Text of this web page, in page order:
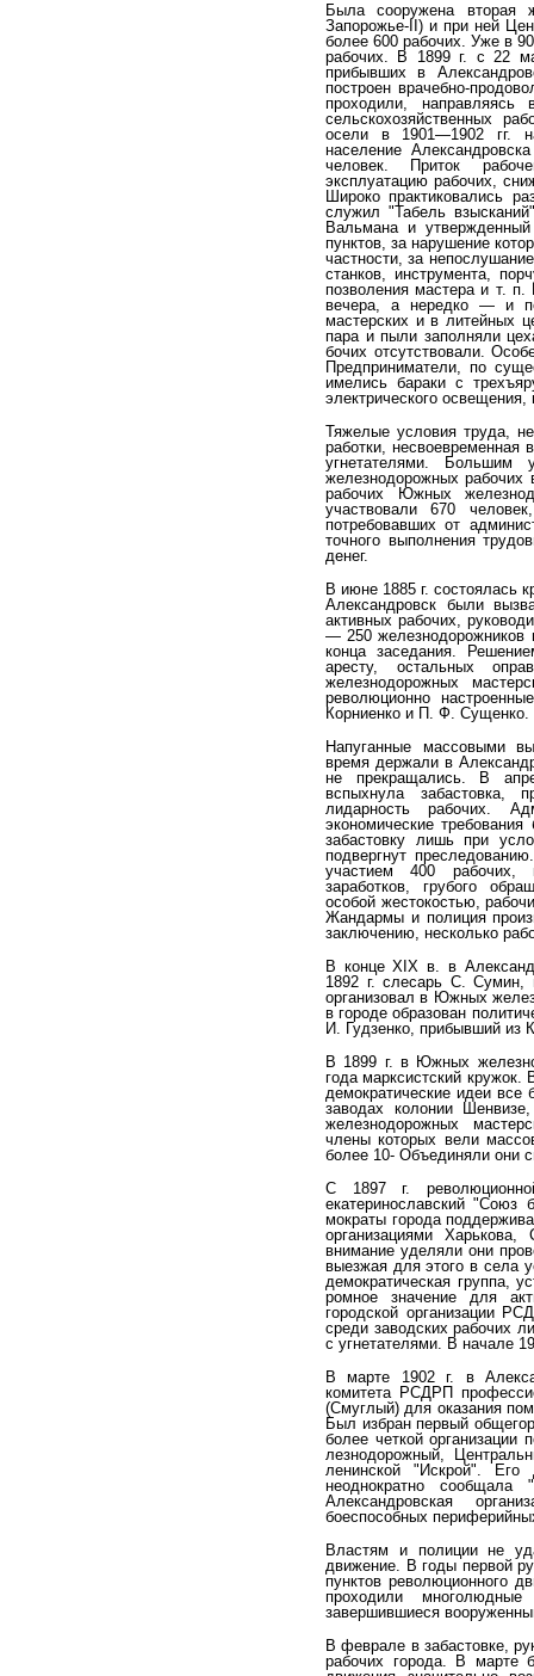
Была сооружена вторая
Запорожье-II) и при ней
более 600 рабочих. Уже в
рабочих. В 1899 г. с 22
прибывших в
построен врачебно-
проходили,
сельскохозяй­ственных
осели в 1901—1902 гг.
население
человек. Приток
эксплуатацию рабо­чих,
Широко практиковались
слу­жил "Табель
Вальмана и
пунктов, за нарушение
частности, за
станков, инструмента,
позво­ления мастера и т.
вечера, а нередко — и
мастерс­ких и в литейных
пара и пыли заполняли
бочих отсутствовали.
Предприниматели, по
имелись бараки с
электрического
Тяжелые условия труда,
работки, несвоевре­менная
угнетателями. Большим
железнодорожных рабочих
рабочих Южных
участвовали 670
потребовавших от
точного выполнения
денег.
В июне 1885 г. состоялась
Александровск были
активных рабочих,
— 250 желез­нодорожников
конца заседания.
аресту, остальных
железнодорожных
революционно
Корниенко и П. Ф. Сущенко.
Напуганные массовыми
время держали в
не прекращались. В
вспыхнула забастовка,
лидарность рабочих.
экономические
забастовку лишь при
подвергнут
участием 400 рабочих,
заработков, грубого
особой жестокостью,
Жандармы и поли­ция
заключению, несколько
В конце XIX в. в
1892 г. сле­сарь С. Сумин,
организовал в Южных
в городе образован
И. Гудзенко, при­бывший из
В 1899 г. в Южных
года марксистский кру­жок.
демократические идеи
заводах колонии
железнодорожных
члены которых ве­ли
более 10- Объединяли они
С 1897 г.
екатеринославский "Союз
мократы города
организациями
внимание уделяли они
выезжая для этого в села
демократическая группа,
ромное значение для
городской организации
среди заводских рабочих
с угнетателями. В начале
В марте 1902 г. в
комитета РСДРП
(Смуглый) для оказания
Был избран первый
более четкой
лезнодорожный,
ленинской "Искрой". Его
неоднократно
Александровская
боеспособных
Властям и полиции не
движение. В годы пер­вой
пунктов революционного
проходили
завершившиеся
В феврале в забастовке,
рабочих города. В марте